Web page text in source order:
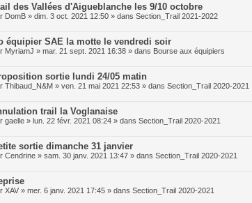
des Vallées d'Aigueblanche les 9/10 octobre
DomB » dim. 3 oct. 2021 12:50 » dans Section_Trail 2021-2022
équipier SAE la motte le vendredi soir
MyriamJ » mar. 21 sept. 2021 16:38 » dans Bourse aux équipiers
sortie lundi 24/05 matin
Thibaud_N&M » ven. 21 mai 2021 22:53 » dans Section_Trail 2020-2021
trail la Voglanaise
gaelle » lun. 22 févr. 2021 08:24 » dans Section_Trail 2020-2021
sortie dimanche 31 janvier
Cendrine » sam. 30 janv. 2021 13:47 » dans Section_Trail 2020-2021
XAV » mer. 6 janv. 2021 17:45 » dans Section_Trail 2020-2021